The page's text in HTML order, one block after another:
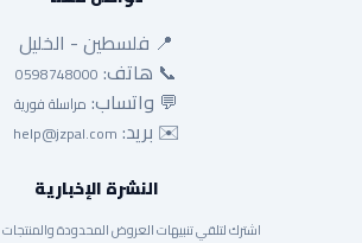
📍 فلسطين - الخليل
📞 هاتف: 0598748000
💬 واتساب: مراسلة فورية
✉️ بريد: help@jzpal.com
النشرة الإخبارية
اشترك لتلقي تنبيهات العروض المحدودة والمنتجات